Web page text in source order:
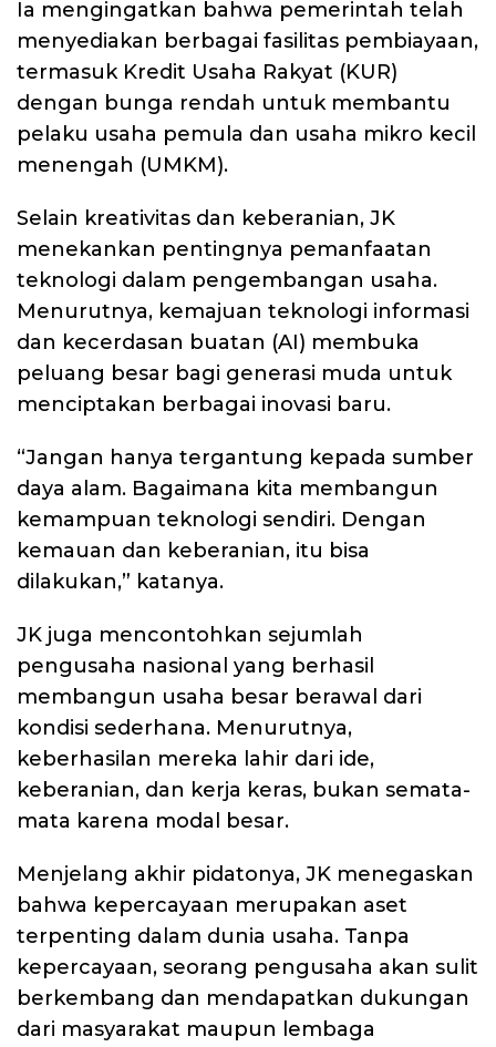
Ia mengingatkan bahwa pemerintah telah
menyediakan berbagai fasilitas pembiayaan,
termasuk Kredit Usaha Rakyat (KUR)
dengan bunga rendah untuk membantu
pelaku usaha pemula dan usaha mikro kecil
menengah (UMKM).
Selain kreativitas dan keberanian, JK
menekankan pentingnya pemanfaatan
teknologi dalam pengembangan usaha.
Menurutnya, kemajuan teknologi informasi
dan kecerdasan buatan (AI) membuka
peluang besar bagi generasi muda untuk
menciptakan berbagai inovasi baru.
“Jangan hanya tergantung kepada sumber
daya alam. Bagaimana kita membangun
kemampuan teknologi sendiri. Dengan
kemauan dan keberanian, itu bisa
dilakukan,” katanya.
JK juga mencontohkan sejumlah
pengusaha nasional yang berhasil
membangun usaha besar berawal dari
kondisi sederhana. Menurutnya,
keberhasilan mereka lahir dari ide,
keberanian, dan kerja keras, bukan semata-
mata karena modal besar.
Menjelang akhir pidatonya, JK menegaskan
bahwa kepercayaan merupakan aset
terpenting dalam dunia usaha. Tanpa
kepercayaan, seorang pengusaha akan sulit
berkembang dan mendapatkan dukungan
dari masyarakat maupun lembaga